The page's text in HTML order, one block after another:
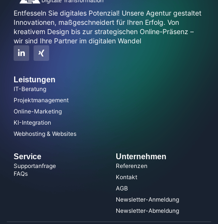
Entfesseln Sie digitales Potenzial! Unsere Agentur gestaltet
Innovationen, maßgeschneidert für Ihren Erfolg. Von
kreativem Design bis zur strategischen Online-Präsenz –
wir sind Ihre Partner im digitalen Wandel
Leistungen
IT-Beratung
Projektmanagement
Online-Marketing
KI-Integration
Webhosting & Websites
Service
Supportanfrage
FAQs
Unternehmen
Referenzen
Kontakt
AGB
Newsletter-Anmeldung
Newsletter-Abmeldung